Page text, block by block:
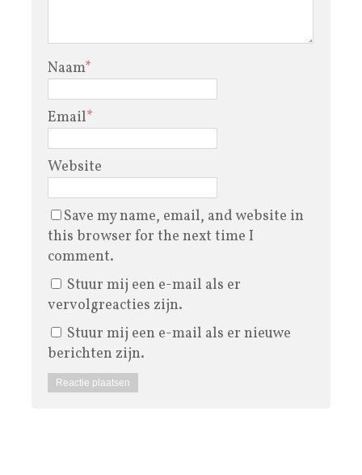
Naam*
Email*
Website
Save my name, email, and website in
this browser for the next time I
comment.
Stuur mij een e-mail als er
vervolgreacties zijn.
Stuur mij een e-mail als er nieuwe
berichten zijn.